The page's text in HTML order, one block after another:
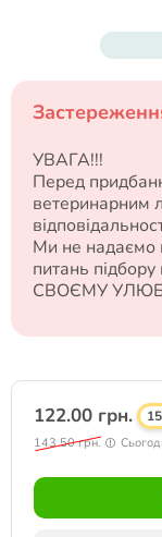
УВАГА!!!
Перед
ветеринарним
Ми не надаємо
питань
СВОЄМУ
122.00 грн.
143.50 грн.